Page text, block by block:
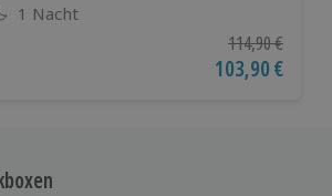
1 Nacht
basierend auf 222 Bewertungen
Ursprünglicher
114,90 €
Aktueller Preis
103,90 €